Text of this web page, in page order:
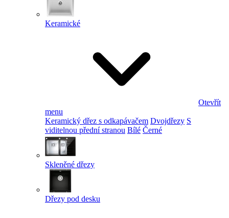
Keramické
Otevřít
menu
Keramický dřez s odkapávačem Dvojdřezy S
viditelnou přední stranou Bílé Černé
Skleněné dřezy
Dřezy pod desku